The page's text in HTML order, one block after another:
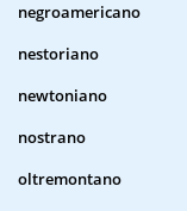
negroamericano
nestoriano
newtoniano
nostrano
oltremontano